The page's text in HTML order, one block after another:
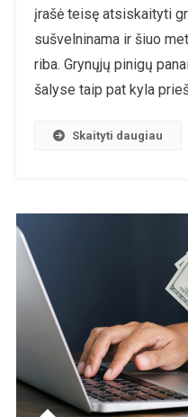
įrašė teisę atsiskaityti
sušvelninama ir šiuo
riba. Grynųjų pinigų
šalyse taip pat kyla
Skaityti daugiau